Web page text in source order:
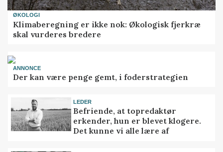
ØKOLOGI
Klimaberegning er ikke nok: Økologisk fjerkræ
skal vurderes bredere
ANNONCE
Der kan være penge gemt, i foderstrategien
LEDER
Befriende, at topredaktør
erkender, hun er blevet klogere.
Det kunne vi alle lære af